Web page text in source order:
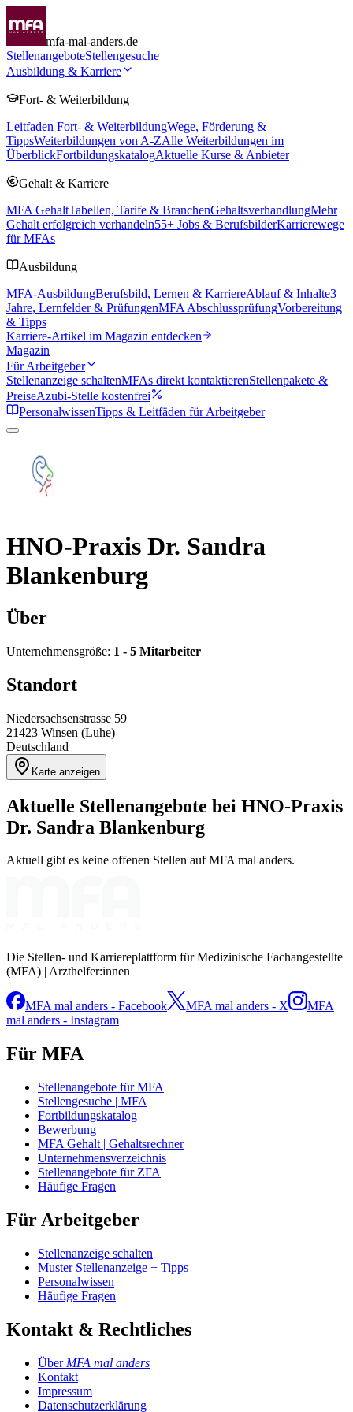
mfa-mal-anders.de
StellenangeboteStellengesuche
Ausbildung & Karriere
Fort- & Weiterbildung
Leitfaden Fort- & WeiterbildungWege, Förderung &
TippsWeiterbildungen von A-ZAlle Weiterbildungen im
ÜberblickFortbildungskatalogAktuelle Kurse & Anbieter
Gehalt & Karriere
MFA GehaltTabellen, Tarife & BranchenGehaltsverhandlungMehr
Gehalt erfolgreich verhandeln55+ Jobs & BerufsbilderKarrierewege
für MFAs
Ausbildung
MFA-AusbildungBerufsbild, Lernen & KarriereAblauf & Inhalte3
Jahre, Lernfelder & PrüfungenMFA AbschlussprüfungVorbereitung
& Tipps
Karriere-Artikel im Magazin entdecken
Magazin
Für Arbeitgeber
Stellenanzeige schaltenMFAs direkt kontaktierenStellenpakete &
PreiseAzubi-Stelle kostenfrei
PersonalwissenTipps & Leitfäden für Arbeitgeber
HNO-Praxis Dr. Sandra
Blankenburg
Über
Unternehmensgröße: 1 - 5 Mitarbeiter
Standort
Niedersachsenstrasse 59
21423 Winsen (Luhe)
Deutschland
Karte anzeigen
Aktuelle Stellenangebote bei HNO-Praxis
Dr. Sandra Blankenburg
Aktuell gibt es keine offenen Stellen auf MFA mal anders.
Die Stellen- und Karriereplattform für Medizinische Fachangestellte
(MFA) | Arzthelfer:innen
MFA mal anders - Facebook MFA mal anders - X
MFA
mal anders - Instagram
Für MFA
Stellenangebote für MFA
Stellengesuche | MFA
Fortbildungskatalog
Bewerbung
MFA Gehalt | Gehaltsrechner
Unternehmensverzeichnis
Stellenangebote für ZFA
Häufige Fragen
Für Arbeitgeber
Stellenanzeige schalten
Muster Stellenanzeige + Tipps
Personalwissen
Häufige Fragen
Kontakt & Rechtliches
Über MFA mal anders
Kontakt
Impressum
Datenschutzerklärung